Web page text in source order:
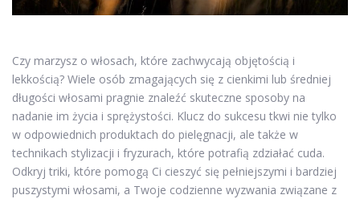
Czy marzysz o włosach, które zachwycają objętością i
lekkością? Wiele osób zmagających się z cienkimi lub średniej
długości włosami pragnie znaleźć skuteczne sposoby na
nadanie im życia i sprężystości. Klucz do sukcesu tkwi nie tylko
w odpowiednich produktach do pielęgnacji, ale także w
technikach stylizacji i fryzurach, które potrafią zdziałać cuda.
Odkryj triki, które pomogą Ci cieszyć się pełniejszymi i bardziej
puszystymi włosami, a Twoje codzienne wyzwania związane z